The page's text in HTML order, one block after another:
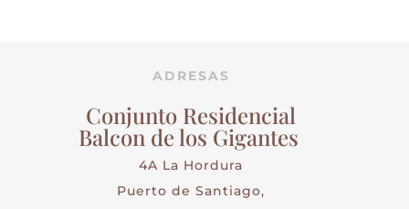
ADRESAS
Conjunto Residencial
Balcon de los Gigantes
4A La Hordura
Puerto de Santiago,